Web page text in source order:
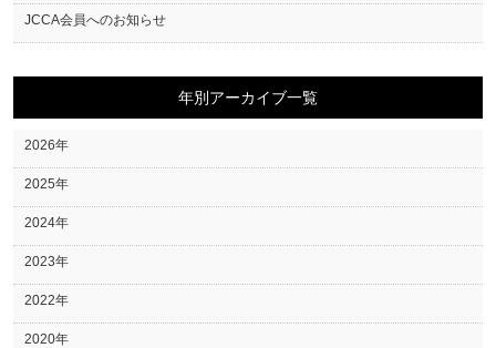
JCCA会員へのお知らせ
年別アーカイブ一覧
2026年
2025年
2024年
2023年
2022年
2020年